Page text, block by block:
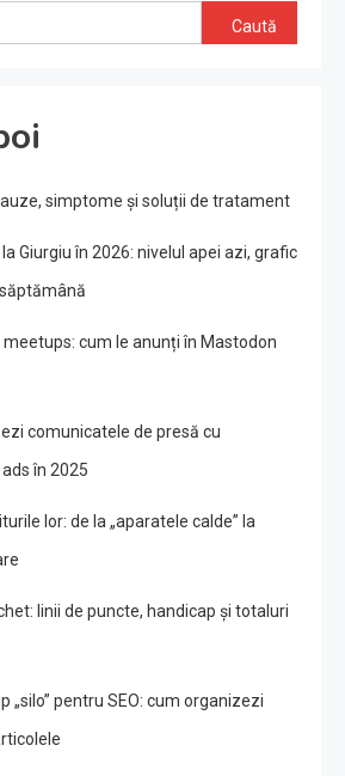
Caută
simptome și soluții de tratament
Giurgiu în 2026: nivelul apei azi, grafic
meetups: cum le anunți în Mastodon
comunicatele de presă cu
în 2025
lor: de la „aparatele calde” la
linii de puncte, handicap și totaluri
„silo” pentru SEO: cum organizezi